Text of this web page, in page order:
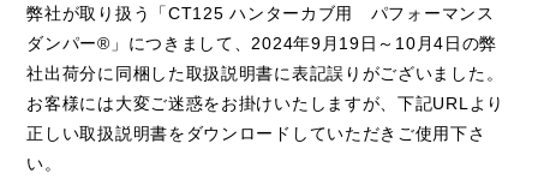
弊社が取り扱う「CT125 ハンターカブ用 パフォーマンス
ダンパー®」につきまして、2024年9月19日～10月4日の弊
社出荷分に同梱した取扱説明書に表記誤りがございました。
お客様には大変ご迷惑をお掛けいたしますが、下記URLより
正しい取扱説明書をダウンロードしていただきご使用下さ
い。